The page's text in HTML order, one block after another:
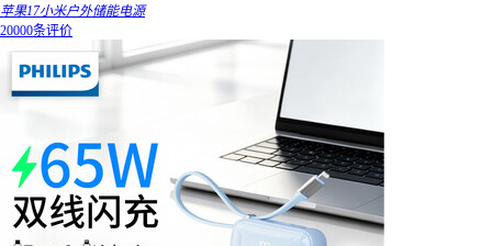
苹果17小米户外储能电源
20000条评价